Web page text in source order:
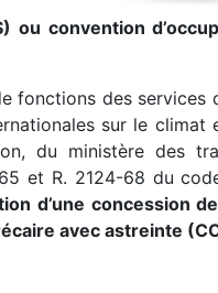
convention
fonctions des services
sur le climat
du ministère des
et R. 2124-68 du
d’une concession
avec astreinte